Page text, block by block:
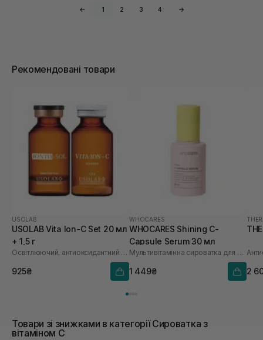
← 1 2 3 4 →
Рекомендовані товари
USOLAB
USOLAB Vita Ion-C Set 20 мл
+ 1,5 г
Освітлюючий, антиоксидантний та омолоджуючий набір
925₴
WHOCARES
WHOCARES Shining C-
Capsule Serum 30 мл
Мультивітамінна сироватка для обличчя з інкапсульованим вітаміном С
1 449₴ 2
Товари зі знижками в категорії Сироватка з
вітаміном С